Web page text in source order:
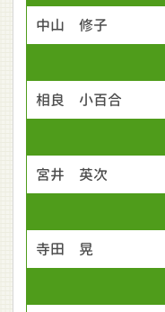
中山 修子
相良 小百合
宮井 英次
寺田 晃